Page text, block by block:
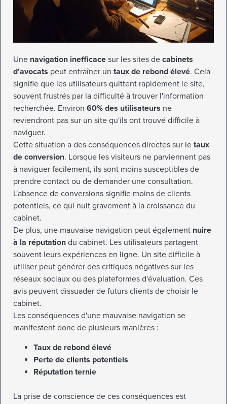
Une navigation inefficace sur les sites de cabinets
d'avocats peut entraîner un taux de rebond élevé. Cela
signifie que les utilisateurs quittent rapidement le site,
souvent frustrés par la difficulté à trouver l'information
recherchée. Environ 60% des utilisateurs ne
reviendront pas sur un site qu'ils ont trouvé difficile à
naviguer.
Cette situation a des conséquences directes sur le taux
de conversion. Lorsque les visiteurs ne parviennent pas
à naviguer facilement, ils sont moins susceptibles de
prendre contact ou de demander une consultation.
L'absence de conversions signifie moins de clients
potentiels, ce qui nuit gravement à la croissance du
cabinet.
De plus, une mauvaise navigation peut également nuire
à la réputation du cabinet. Les utilisateurs partagent
souvent leurs expériences en ligne. Un site difficile à
utiliser peut générer des critiques négatives sur les
réseaux sociaux ou des plateformes d'évaluation. Ces
avis peuvent dissuader de futurs clients de choisir le
cabinet.
Les conséquences d'une mauvaise navigation se
manifestent donc de plusieurs manières :
Taux de rebond élevé
Perte de clients potentiels
Réputation ternie
La prise de conscience de ces conséquences est